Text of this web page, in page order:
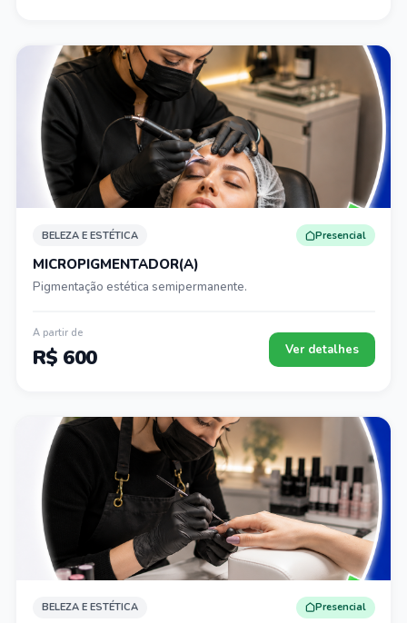
BELEZA E ESTÉTICA Presencial
MICROPIGMENTADOR(A)
Pigmentação estética semipermanente.
A partir de
R$ 600 Ver detalhes
BELEZA E ESTÉTICA Presencial